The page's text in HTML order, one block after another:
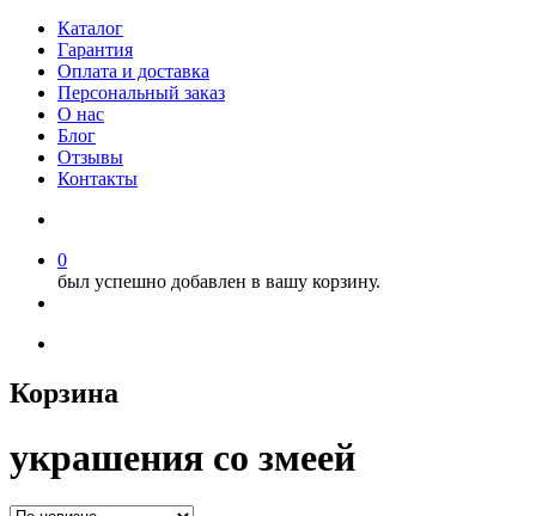
Каталог
Гарантия
Оплата и доставка
Персональный заказ
О нас
Блог
Отзывы
Контакты
0
был успешно добавлен в вашу корзину.
Корзина
украшения со змеей